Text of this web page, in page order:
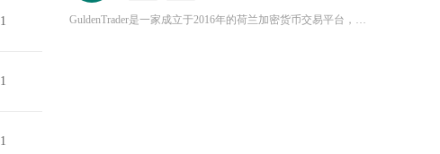
GuldenTrader是一家成立于2016年的荷兰加密货币交易平台，专注于为用户提供以荷